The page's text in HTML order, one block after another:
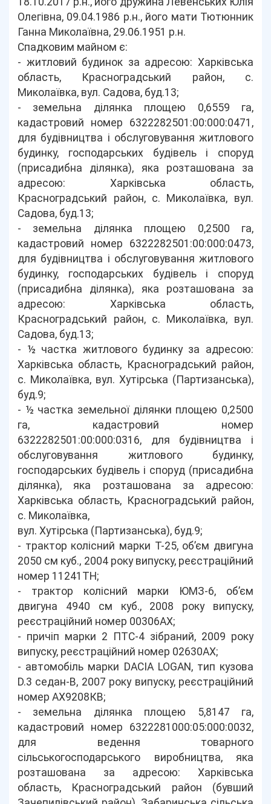
Олегівна, 09.04.1986 р.н., його мати Тютюнник
Ганна Миколаївна, 29.06.1951 р.н.
Спадковим майном є:
- житловий будинок за адресою: Харківська
область, Красноградський район, с.
Миколаївка, вул. Садова, буд.13;
- земельна ділянка площею 0,6559 га,
кадастровий номер 6322282501:00:000:0471,
для будівництва і обслуговування житлового
будинку, господарських будівель і споруд
(присадибна ділянка), яка розташована за
адресою: Харківська область,
Красноградський район, с. Миколаївка, вул.
Садова, буд.13;
- земельна ділянка площею 0,2500 га,
кадастровий номер 6322282501:00:000:0473,
для будівництва і обслуговування житлового
будинку, господарських будівель і споруд
(присадибна ділянка), яка розташована за
адресою: Харківська область,
Красноградський район, с. Миколаївка, вул.
Садова, буд.13;
- ½ частка житлового будинку за адресою:
Харківська область, Красноградський район,
с. Миколаївка, вул. Хутірська (Партизанська),
буд.9;
- ½ частка земельної ділянки площею 0,2500
га, кадастровий номер
6322282501:00:000:0316, для будівництва і
обслуговування житлового будинку,
господарських будівель і споруд (присадибна
ділянка), яка розташована за адресою:
Харківська область, Красноградський район,
с. Миколаївка,
вул. Хутірська (Партизанська), буд.9;
- трактор колісний марки Т-25, об’єм двигуна
2050 см куб., 2004 року випуску, реєстраційний
номер 11241ТН;
- трактор колісний марки ЮМЗ-6, об’єм
двигуна 4940 см куб., 2008 року випуску,
реєстраційний номер 00306АХ;
- причіп марки 2 ПТС-4 зібраний, 2009 року
випуску, реєстраційний номер 02630АХ;
- автомобіль марки DACIA LOGAN, тип кузова
D.3 седан-В, 2007 року випуску, реєстраційний
номер АХ9208КВ;
- земельна ділянка площею 5,8147 га,
кадастровий номер 6322281000:05:000:0032,
для ведення товарного
сільськогосподарського виробництва, яка
розташована за адресою: Харківська
область, Красноградський район (бувший